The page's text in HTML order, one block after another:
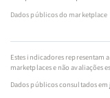
Dados públicos do marketplace
Estes indicadores representam
marketplaces e não avaliações
Dados públicos consultados em